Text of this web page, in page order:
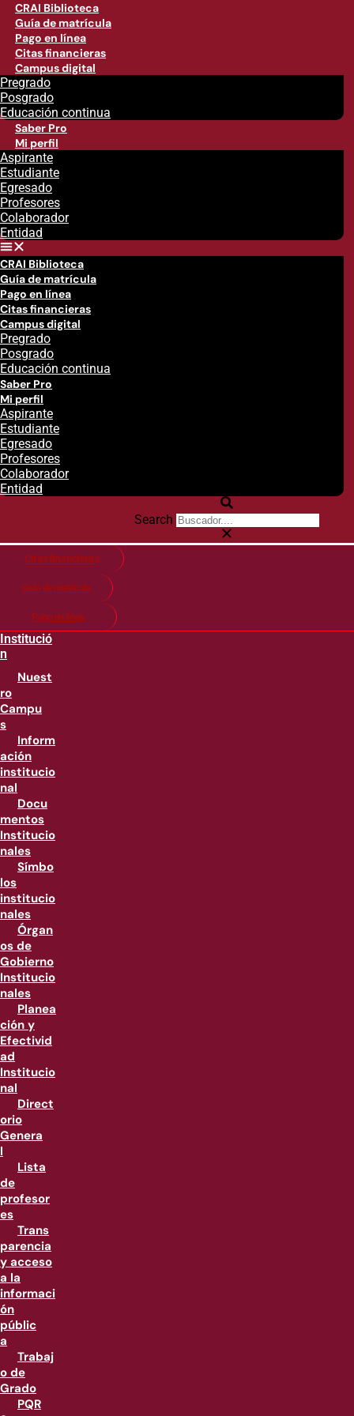
CRAI Biblioteca
Guía de matrícula
Pago en línea
Citas financieras
Campus digital
Pregrado
Posgrado
Educación continua
Saber Pro
Mi perfil
Aspirante
Estudiante
Egresado
Profesores
Colaborador
Entidad
CRAI Biblioteca
Guía de matrícula
Pago en línea
Citas financieras
Campus digital
Pregrado
Posgrado
Educación continua
Saber Pro
Mi perfil
Aspirante
Estudiante
Egresado
Profesores
Colaborador
Entidad
Search
Citas financieras
Guía de matricula
Pago en línea
Institució
n
Nuest
ro
Campu
s
Inform
ación
institucio
nal
Docu
mentos
Institucio
nales
Símbo
los
institucio
nales
Órgan
os de
Gobierno
Institucio
nales
Planea
ción y
Efectivid
ad
Institucio
nal
Direct
orio
Genera
l
Lista
de
profesor
es
Trans
parencia
y acceso
a la
informaci
ón
públic
a
Trabaj
o de
Grado
PQR